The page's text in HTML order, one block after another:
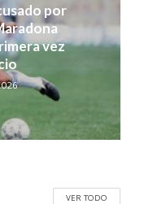
por
vez
VER TODO